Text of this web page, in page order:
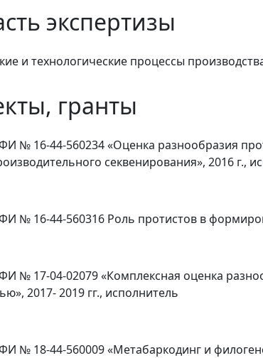
экспертизы
и технологические процессы
гранты
№ 16-44-560234 «Оценка разнообразия
секвенирования», 2016 г.,
№ 16-44-560316 Роль протистов в
№ 17-04-02079 «Комплексная оценка
2017- 2019 гг., исполнитель
№ 18-44-560009 «Метабаркодинг и